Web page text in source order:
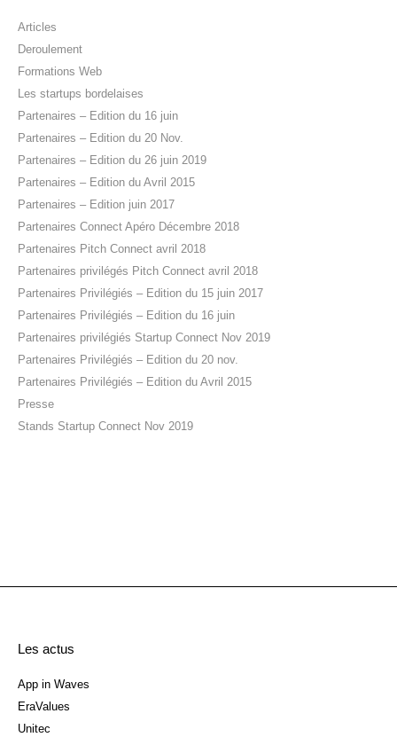
Articles
Deroulement
Formations Web
Les startups bordelaises
Partenaires – Edition du 16 juin
Partenaires – Edition du 20 Nov.
Partenaires – Edition du 26 juin 2019
Partenaires – Edition du Avril 2015
Partenaires – Edition juin 2017
Partenaires Connect Apéro Décembre 2018
Partenaires Pitch Connect avril 2018
Partenaires privilégés Pitch Connect avril 2018
Partenaires Privilégiés – Edition du 15 juin 2017
Partenaires Privilégiés – Edition du 16 juin
Partenaires privilégiés Startup Connect Nov 2019
Partenaires Privilégiés – Edition du 20 nov.
Partenaires Privilégiés – Edition du Avril 2015
Presse
Stands Startup Connect Nov 2019
Les actus
App in Waves
EraValues
Unitec